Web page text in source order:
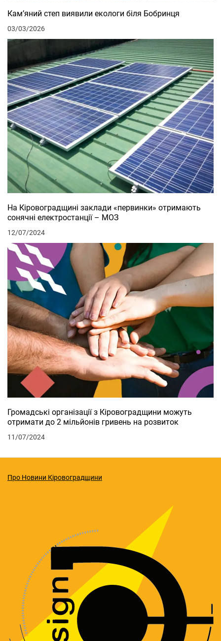
Кам’яний степ виявили екологи біля Бобринця
03/03/2026
На Кіровоградщині заклади «первинки» отримають
сонячні електростанції – МОЗ
12/07/2024
Громадські організації з Кіровоградщини можуть
отримати до 2 мільйонів гривень на розвиток
11/07/2024
Про Новини Кіровоградщини